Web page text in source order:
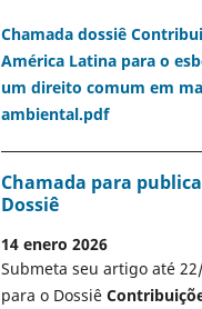
Chamada dossiê
América Latina para o
um direito comum em
ambiental.pdf
Chamada para
Dossiê
14 enero 2026
Submeta seu artigo até
para o Dossiê